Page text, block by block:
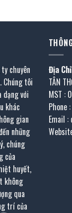
chuyên
tôi
dạng với
khác
gian
những
chúng
của
huyết,
không
qua
trí của
Địa Chỉ
TÂN
MST :
Phone
Email